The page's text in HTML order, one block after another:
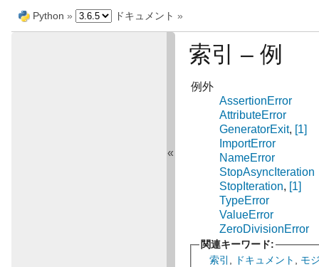
Python » ドキュメント »
索引 – 例
例外
AssertionError
AttributeError
GeneratorExit, [1]
ImportError
NameError
StopAsyncIteration
StopIteration, [1]
TypeError
ValueError
ZeroDivisionError
関連キーワード:
索引 , ドキュメント , モ
«